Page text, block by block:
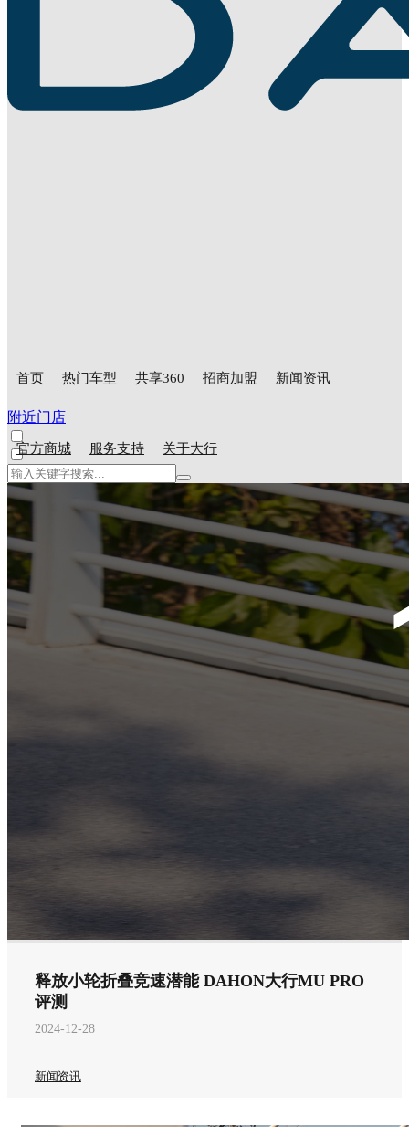
首页 热门车型 共享360 招商加盟 新闻资讯
官方商城 服务支持 关于大行
附近门店
释放小轮折叠竞速潜能 DAHON大行MU PRO
评测
2024-12-28
新闻资讯